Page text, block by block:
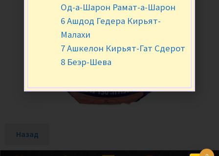
Назад
Од-а-Шарон Рамат-а-Шарон
6 Ашдод Гедера Кирьят-
Малахи
7 Ашкелон Кирьят-Гат Сдерот
8 Беэр-Шева